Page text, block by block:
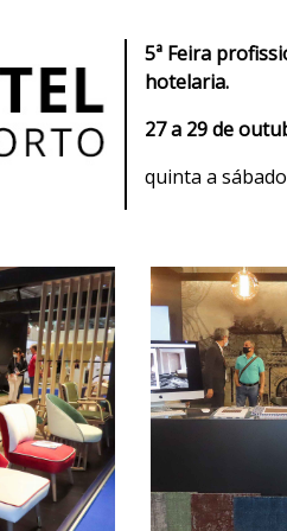
5ª Feira
hotelaria.
27 a 29 de
quinta a